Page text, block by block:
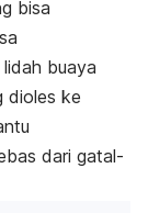
bisa
buaya
dioles ke
dari gatal-